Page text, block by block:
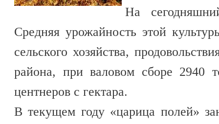
На
Средняя урожайность этой
сельского хозяйства,
района, при валовом сборе 2940
центнеров с гектара.
В текущем году «царица полей»